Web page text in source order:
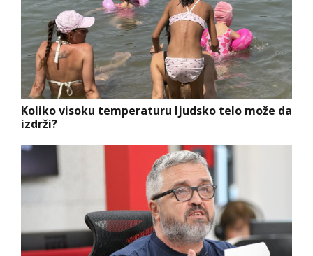
Koliko visoku temperaturu ljudsko telo može da
izdrži?